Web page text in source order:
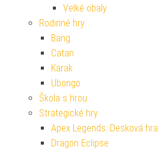
Velké obaly
Rodinné hry
Bang
Catan
Karak
Ubongo
Škola s hrou
Strategické hry
Apex Legends: Desková hra
Dragon Eclipse